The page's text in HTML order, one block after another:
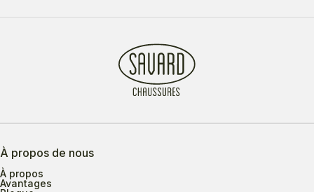
À propos de nous
À propos
Avantages